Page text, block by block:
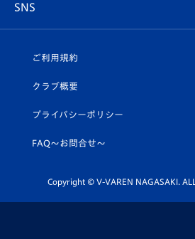
ホームタウン
平和祈念活動
ホームタウン活動
U-18
スクール
SNS
ヴィヴィくんインスタグラム
公式LINE＠
ご利用規約
クラブ概要
プライバシーポリシー
FAQ〜お問合せ〜
Copyright © V-VAREN NAGASAKI. ALL